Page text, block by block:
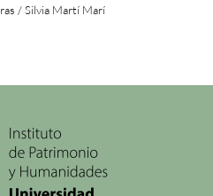
/ Silvia Martí Marí